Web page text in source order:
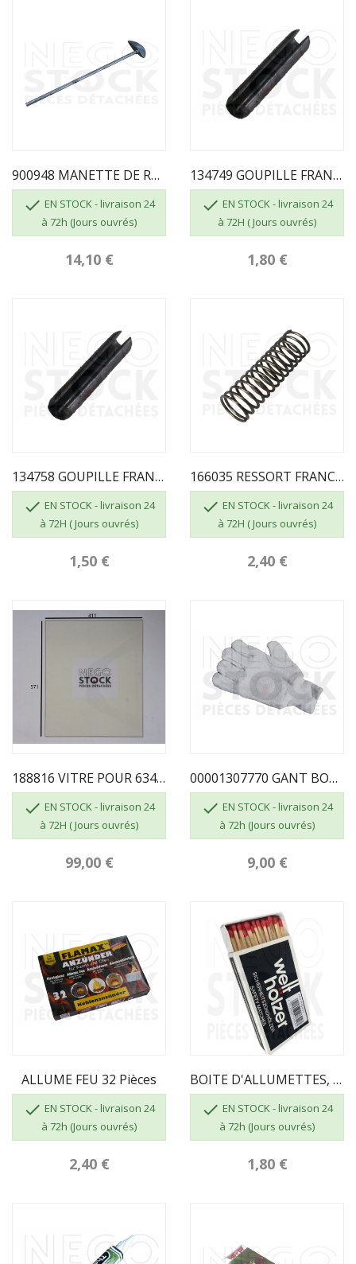
900948 MANETTE DE REGLAGE POUR 6341037 FRANCO...
 EN STOCK - livraison 24
à 72h (Jours ouvrés)
14,10 €
134749 GOUPILLE FRANCO BELGE 4 X 20
 EN STOCK - livraison 24
à 72H ( Jours ouvrés)
1,80 €
134758 GOUPILLE FRANCO BELGE
 EN STOCK - livraison 24
à 72H ( Jours ouvrés)
1,50 €
166035 RESSORT FRANCO BELGE
 EN STOCK - livraison 24
à 72H ( Jours ouvrés)
2,40 €
188816 VITRE POUR 6341343
 EN STOCK - livraison 24
à 72H ( Jours ouvrés)
99,00 €
00001307770 GANT BOUCLETTE 4700 TAILLE 10
 EN STOCK - livraison 24
à 72h (Jours ouvrés)
9,00 €
ALLUME FEU 32 Pièces
 EN STOCK - livraison 24
à 72h (Jours ouvrés)
2,40 €
BOITE D'ALLUMETTES, 55 Pcs, Longueur 100 Mm
 EN STOCK - livraison 24
à 72h (Jours ouvrés)
1,80 €